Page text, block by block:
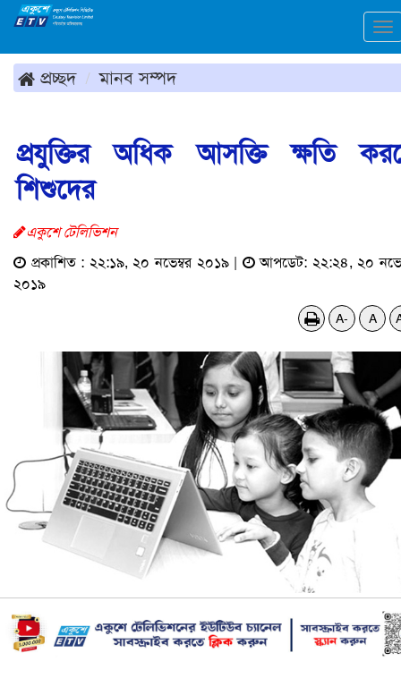
প্রচ্ছদ মানব সম্পদ
প্রযুক্তির অধিক আসক্তি ক্ষতি
শিশুদের
একুশে টেলিভিশন
প্রকাশিত : ২২:১৯, ২০ নভেম্বর ২০১৯ |
আপডেট: ২২:২৪, ২০
২০১৯
A- A